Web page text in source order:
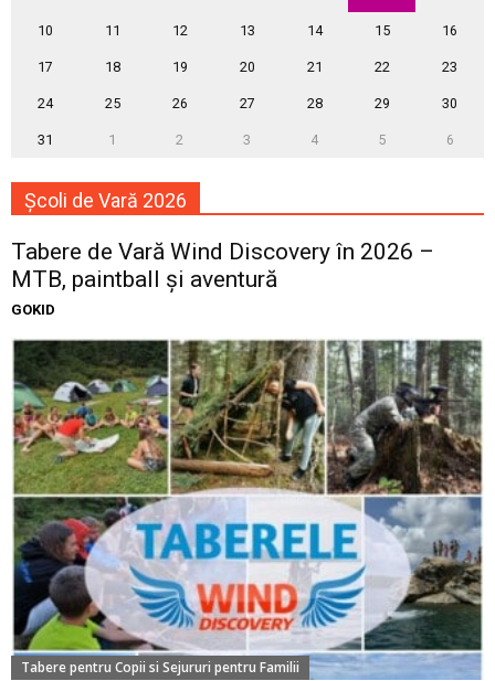
10 11 12 13 14 15 16
17 18 19 20 21 22 23
24 25 26 27 28 29 30
31 1 2 3 4 5 6
Școli de Vară 2026
Tabere de Vară Wind Discovery în 2026 –
MTB, paintball și aventură
GOKID
Tabere pentru Copii si Sejururi pentru Familii